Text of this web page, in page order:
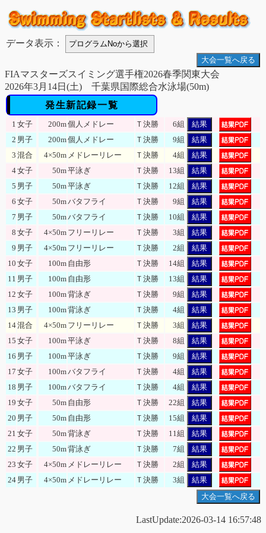
データ表示：
大会一覧へ戻る
FIAマスターズスイミング選手権2026春季関東大会
2026年3月14日(土) 千葉県国際総合水泳場(50m)
発生新記録一覧
1 女子 200m個人メドレー Ｔ決勝 6組
結果
2 男子 200m個人メドレー Ｔ決勝 9組
結果
3 混合 4×50m メドレーリレー Ｔ決勝 4組
結果
4女子 50m平泳ぎ Ｔ決勝 13組
結果
5 男子 50m平泳ぎ Ｔ決勝 12組
結果
6 女子 50mバタフライ Ｔ決勝 9組
結果
7 男子 50mバタフライ Ｔ決勝 10組
結果
8 女子 4×50m フリーリレー Ｔ決勝 3組
結果
9 男子 4×50m フリーリレー Ｔ決勝 2組
結果
10 女子 100m 自由形 Ｔ決勝 14組
結果
11 男子 100m 自由形 Ｔ決勝 13組
結果
12 女子 100m背泳ぎ Ｔ決勝 9組
結果
13 男子 100m背泳ぎ Ｔ決勝 4組
結果
14混合 4×50m フリーリレー Ｔ決勝 3組
結果
15 女子 100m平泳ぎ Ｔ決勝 8組
結果
16 男子 100m平泳ぎ Ｔ決勝 9組
結果
17 女子 100mバタフライ Ｔ決勝 4組
結果
18 男子 100mバタフライ Ｔ決勝 4組
結果
19 女子 50m 自由形 Ｔ決勝 22組
結果
20 男子 50m 自由形 Ｔ決勝 15組
結果
21 女子 50m背泳ぎ Ｔ決勝 11組
結果
22 男子 50m背泳ぎ Ｔ決勝 7組
結果
23 女子 4×50m メドレーリレー Ｔ決勝 2組
結果
24 男子 4×50m メドレーリレー Ｔ決勝 3組
結果
大会一覧へ戻る
LastUpdate:2026-03-14 16:57:48